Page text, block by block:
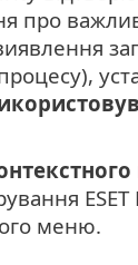
про
меню.